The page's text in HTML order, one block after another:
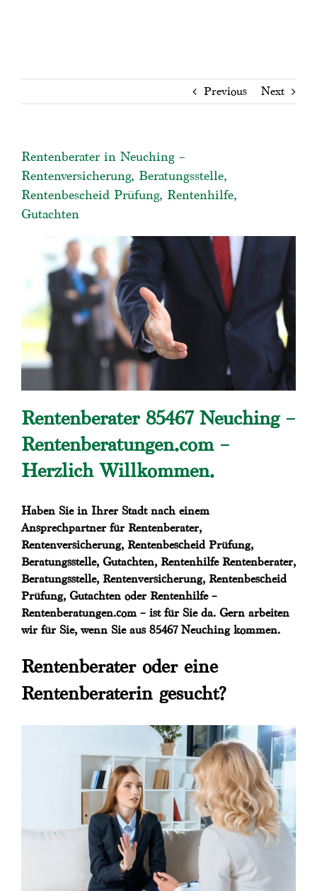
Previous Next
Rentenberater in Neuching –
Rentenversicherung, Beratungsstelle,
Rentenbescheid Prüfung, Rentenhilfe,
Gutachten
Rentenberater 85467 Neuching –
Rentenberatungen.com –
Herzlich Willkommen.
Haben Sie in Ihrer Stadt nach einem
Ansprechpartner für Rentenberater,
Rentenversicherung, Rentenbescheid Prüfung,
Beratungsstelle, Gutachten, Rentenhilfe Rentenberater,
Beratungsstelle, Rentenversicherung, Rentenbescheid
Prüfung, Gutachten oder Rentenhilfe –
Rentenberatungen.com – ist für Sie da. Gern arbeiten
wir für Sie, wenn Sie aus 85467 Neuching kommen.
Rentenberater oder eine
Rentenberaterin gesucht?